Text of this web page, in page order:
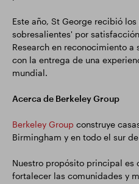
Este año, St George recibió
sobresalientes' por
Research en reconocimiento
con la entrega de una
mundial.
Acerca de Berkeley Group
Berkeley Group construye
Birmingham y en todo el sur
Nuestro propósito principal es
fortalecer las comunidades y